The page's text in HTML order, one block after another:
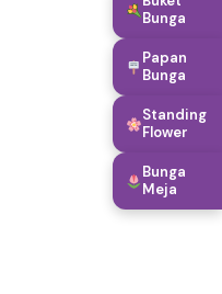
Bunga
Papan
Bunga
Standing
Flower
Bunga
Meja